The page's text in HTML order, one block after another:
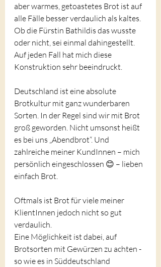
aber warmes, getoastetes Brot ist auf
alle Fälle besser verdaulich als kaltes.
Ob die Fürstin Bathildis das wusste
oder nicht, sei einmal dahingestellt.
Auf jeden Fall hat mich diese
Konstruktion sehr beeindruckt.
Deutschland ist eine absolute
Brotkultur mit ganz wunderbaren
Sorten. In der Regel sind wir mit Brot
groß geworden. Nicht umsonst heißt
es bei uns „Abendbrot“. Und
zahlreiche meiner KundInnen – mich
persönlich eingeschlossen 😊 – lieben
einfach Brot.
Oftmals ist Brot für viele meiner
KlientInnen jedoch nicht so gut
verdaulich.
Eine Möglichkeit ist dabei, auf
Brotsorten mit Gewürzen zu achten -
so wie es in Süddeutschland